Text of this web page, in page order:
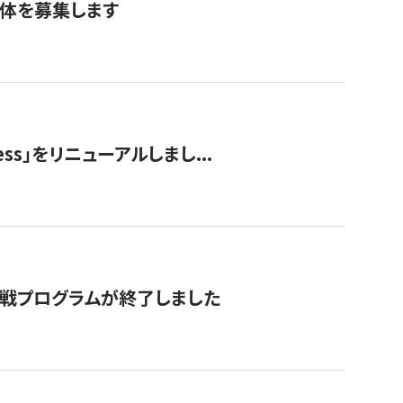
を募集します
」をリニューアルしまし...
プログラムが終了しました